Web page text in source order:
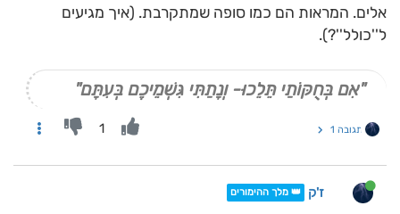
אלים. המראות הם כמו סופה שמתקרבת. (איך מגיעים
ל''כולל''?).
"אִם בְּחֻקּוֹתַי תֵּלֵכוּ- וְנָתַתִּי גִּשְׁמֵיכֶם בְּעִתָּם"
תגובה 1 1
ז'ק 👑 מלך ההימורים